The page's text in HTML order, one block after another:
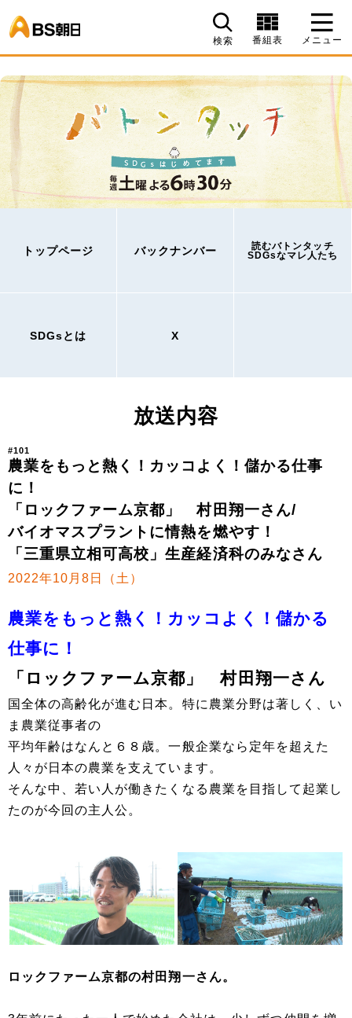
検索 番組表 メニュー
トップページ バックナンバー
読むバトンタッチ
SDGsなマレ人たち
SDGsとは X
放送内容
#101
農業をもっと熱く！カッコよく！儲かる仕事
に！
「ロックファーム京都」 村田翔一さん/
バイオマスプラントに情熱を燃やす！
「三重県立相可高校」生産経済科のみなさん
2022年10月8日（土）
農業をもっと熱く！カッコよく！儲かる
仕事に！
「ロックファーム京都」 村田翔一さん
国全体の高齢化が進む日本。特に農業分野は著しく、い
ま農業従事者の
平均年齢はなんと６８歳。一般企業なら定年を超えた
人々が日本の農業を支えています。
そんな中、若い人が働きたくなる農業を目指して起業し
たのが今回の主人公。
ロックファーム京都の村田翔一さん。